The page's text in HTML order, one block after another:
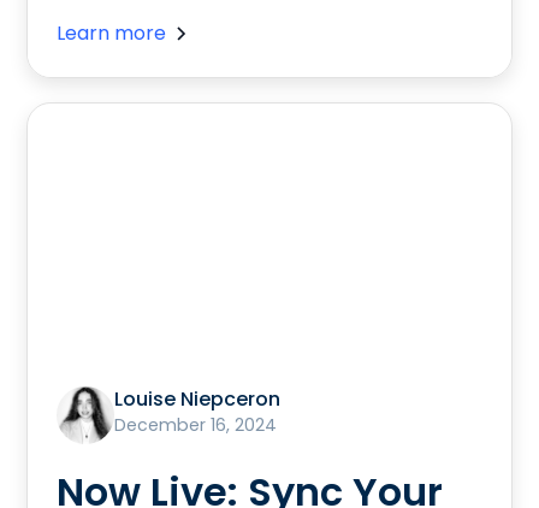
Learn more
Louise Niepceron
December 16, 2024
Now Live: Sync Your